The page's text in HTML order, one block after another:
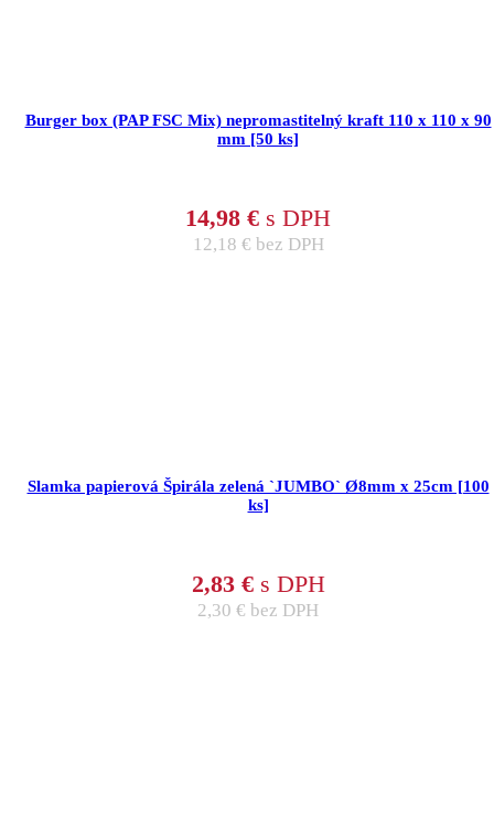
Burger box (PAP FSC Mix) nepromastitelný kraft 110 x 110 x 90
mm [50 ks]
14,98 € s DPH
12,18 € bez DPH
Slamka papierová Špirála zelená `JUMBO` Ø8mm x 25cm [100
ks]
2,83 €s DPH
2,30 € bez DPH